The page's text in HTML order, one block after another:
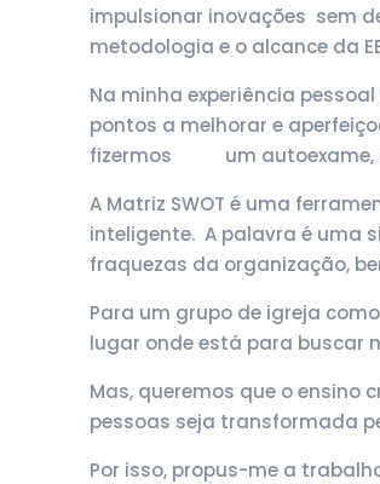
impulsionar inovações sem
metodologia e o alcance da
Na minha experiência
pontos a melhorar e
fizermos um autoexame,
A Matriz SWOT é uma
inteligente. A palavra é uma
fraquezas da organização,
Para um grupo de igreja
lugar onde está para buscar
Mas, queremos que o
pessoas seja transformada
Por isso, propus-me a